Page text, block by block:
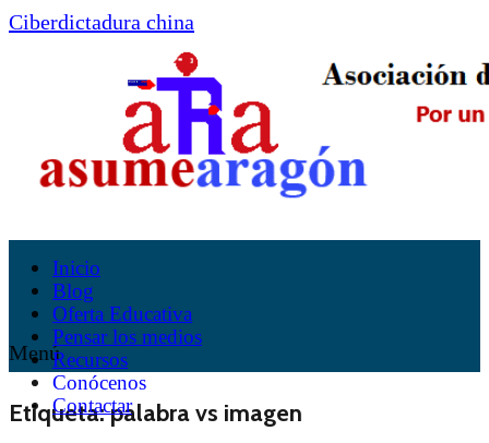
Ciberdictadura china
Inicio
Blog
Oferta Educativa
Pensar los medios
Recursos
Conócenos
Contactar
Menú
Etiqueta:palabra vs imagen